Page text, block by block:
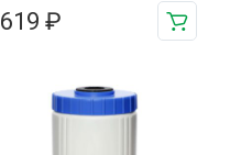
619 ₽